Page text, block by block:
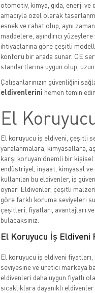
otomotiv, kimya, gıda, enerji
amacıyla özel olarak
esnek ve rahat olup, aynı
maddelere, aşındırıcı
ihtiyaçlarına göre çeşitli
konforu bir arada sunar. CE
standartlarına uygun olup,
Çalışanlarınızın güvenliğini
eldivenlerini hemen temin
El
El koruyucu iş eldiveni, çeşitli
yaralanmalara, kimyasallara,
karşı koruyan önemli bir
endüstriyel, inşaat, kimyasal
kullanılan bu eldivenler, iş
oynar. Eldivenler, çeşitli
göre farklı koruma seviyeleri
çeşitleri, fiyatları, avantajları
bulacaksınız.
El Koruyucu İş Eldiveni
El koruyucu iş eldiveni fiyatları,
seviyesine ve üretici markaya
eldivenleri daha uygun fiyatlı
sıcaklıklara dayanıklı